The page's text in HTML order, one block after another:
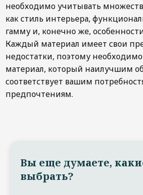
необходимо учитывать
как стиль интерьера,
гамму и, конечно же,
Каждый материал имеет свои
недостатки, поэтому
материал, который наилучшим
соответствует вашим
предпочтениям.
Вы еще думаете,
выбрать?